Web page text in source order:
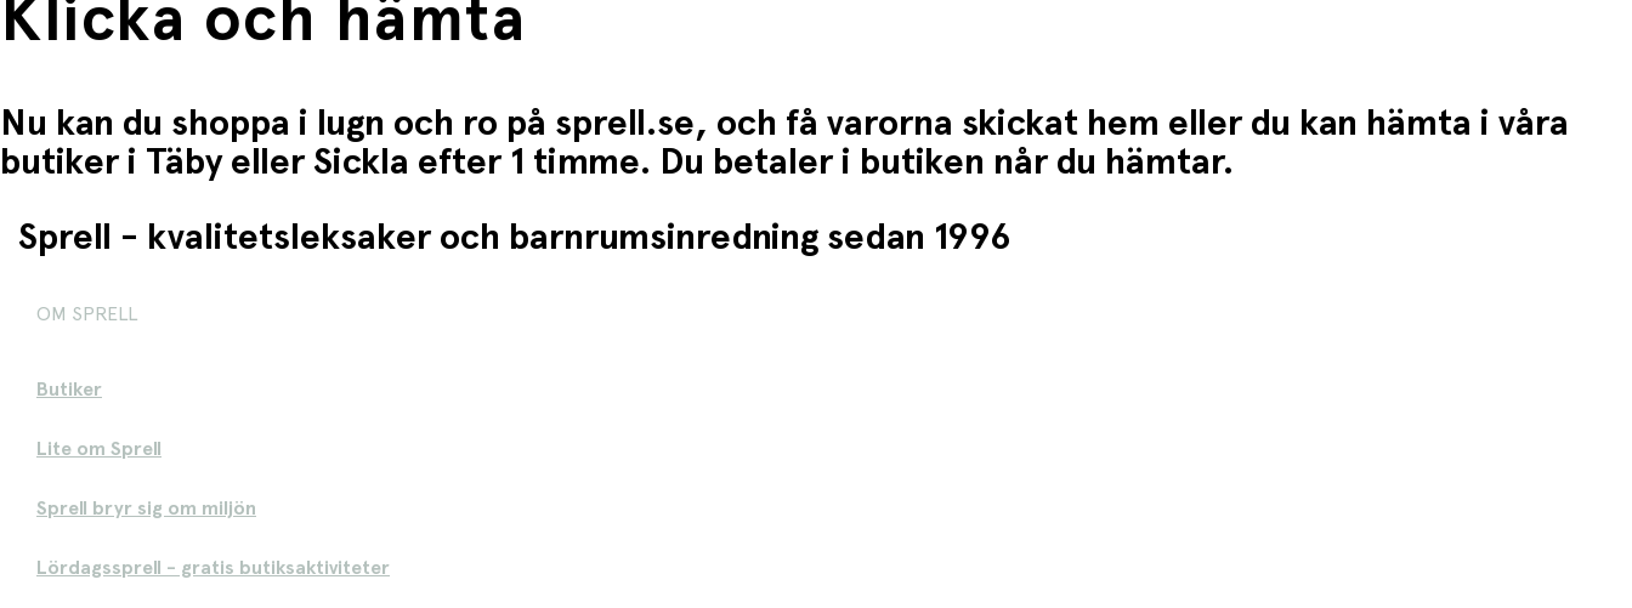
Klicka och hämta
Nu kan du shoppa i lugn och ro på sprell.se, och få varorna skickat hem eller du kan hämta i våra
butiker i Täby eller Sickla efter 1 timme. Du betaler i butiken når du hämtar.
Sprell - kvalitetsleksaker och barnrumsinredning sedan 1996
OM SPRELL
Butiker
Lite om Sprell
Sprell bryr sig om miljön
Lördagssprell - gratis butiksaktiviteter